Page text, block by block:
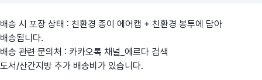
배송 시 포장 상태 : 친환경 종이 에어캡 + 친환경 봉투에 담아
배송됩니다.
배송 관련 문의처 : 카카오톡 채널_에르다 검색
도서/산간지방 추가 배송비가 있습니다.